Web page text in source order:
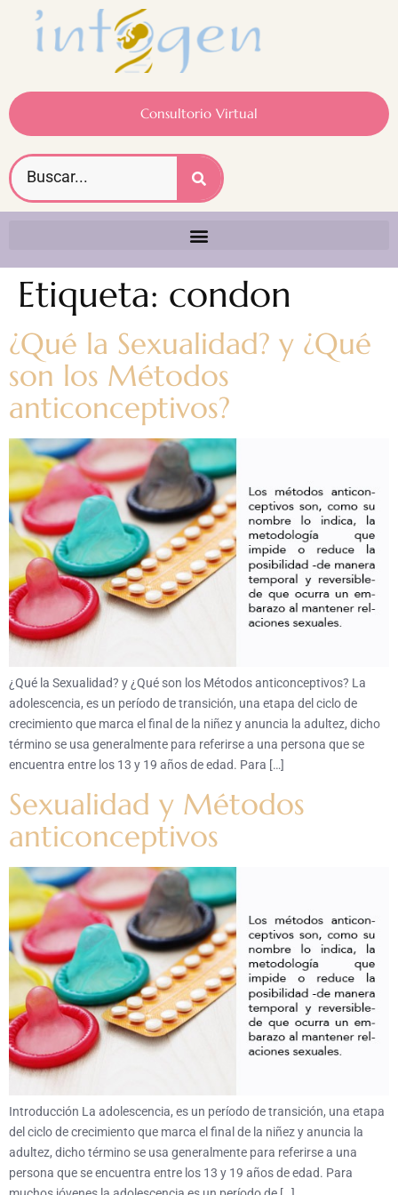
Consultorio Virtual
Etiqueta: condon
¿Qué la Sexualidad? y ¿Qué
son los Métodos
anticonceptivos?
¿Qué la Sexualidad? y ¿Qué son los Métodos anticonceptivos? La
adolescencia, es un período de transición, una etapa del ciclo de
crecimiento que marca el final de la niñez y anuncia la adultez, dicho
término se usa generalmente para referirse a una persona que se
encuentra entre los 13 y 19 años de edad. Para […]
Sexualidad y Métodos
anticonceptivos
Introducción La adolescencia, es un período de transición, una etapa
del ciclo de crecimiento que marca el final de la niñez y anuncia la
adultez, dicho término se usa generalmente para referirse a una
persona que se encuentra entre los 13 y 19 años de edad. Para